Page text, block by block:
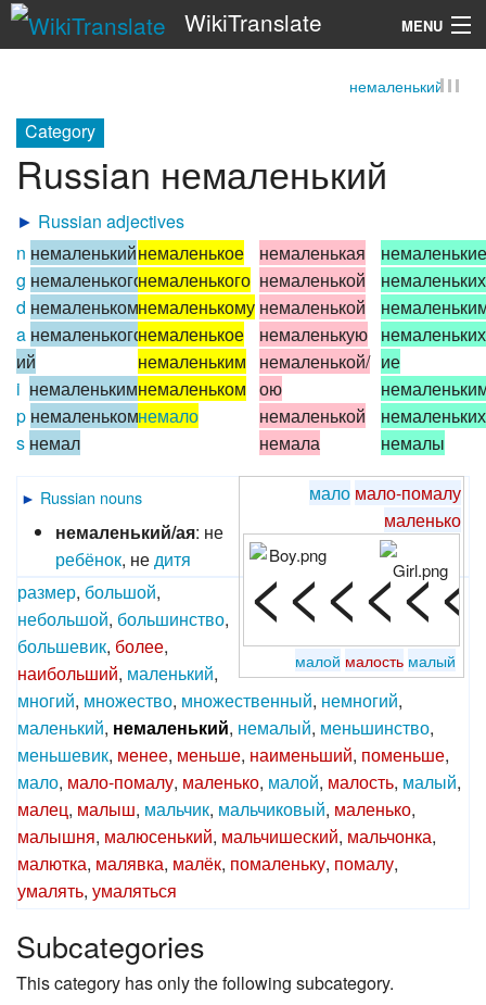
WikiTranslate MENU
немаленький
Category
Russian немаленький
► Russian adjectives
n немаленький
g немаленького
d немаленькому
a немаленького/
ий
i немаленьким
p немаленьком
s немал
немаленькое
немаленького
немаленькому
немаленькое
немаленьким
немаленьком
немало
немаленькая
немаленькой
немаленькой
немаленькую
немаленькой/
ою
немаленькой
немала
немаленькие
немаленьких
ие
немаленьких
немалы
мало мало-помалу
маленько
малой малость малый
► Russian nouns
немаленький/ая: не
ребёнок, недитя
размер, большой,
небольшой, большинство,
большевик, более,
наибольший, маленький,
многий, множество, множественный, немногий,
маленький, немаленький, немалый, меньшинство,
меньшевик, менее, меньше, наименьший, поменьше,
мало, мало-помалу, маленько, малой, малость, малый,
малец, малыш, мальчик, мальчиковый, маленько,
малышня, малюсенький, мальчишеский, мальчонка,
малютка, малявка, малёк, помаленьку, помалу,
умалять, умаляться
Subcategories
This category has only the following subcategory.